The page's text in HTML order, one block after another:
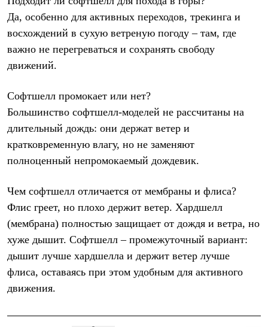
Да, особенно для активных переходов, трекинга и
восхождений в сухую ветреную погоду – там, где
важно не перегреваться и сохранять свободу
движений.
Софтшелл промокает или нет?
Большинство софтшелл-моделей не рассчитаны на
длительный дождь: они держат ветер и
кратковременную влагу, но не заменяют
полноценный непромокаемый дождевик.
Чем софтшелл отличается от мембраны и флиса?
Флис греет, но плохо держит ветер. Хардшелл
(мембрана) полностью защищает от дождя и ветра, но
хуже дышит. Софтшелл – промежуточный вариант:
дышит лучше хардшелла и держит ветер лучше
флиса, оставаясь при этом удобным для активного
движения.